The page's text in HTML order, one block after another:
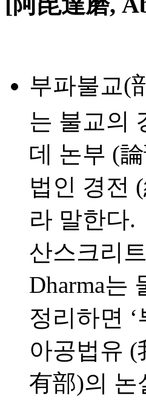
부파불교(
는 불교의
데 논부 (
법인 경전
라 말한다.
산스크리
Dharma는
정리하면
아공법유
有部)의 논